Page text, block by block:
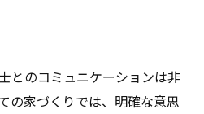
とのコミュニケーションは非
の家づくりでは、明確な意思